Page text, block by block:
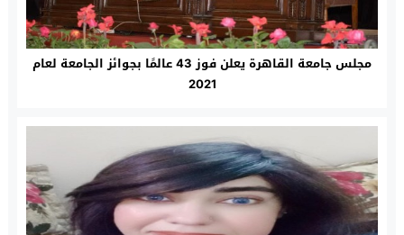
مجلس جامعة القاهرة يعلن فوز 43 عالمًا بجوائز الجامعة لعام
2021